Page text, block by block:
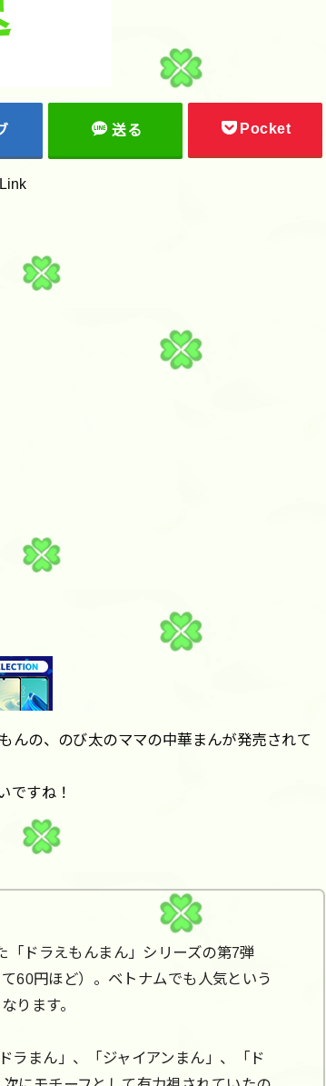
送る Pocket
んの、のび太のママの中華まんが発売されて
ですね！
「ドラえもんまん」シリーズの第7弾
60円ほど）。ベトナムでも人気という
ります。
ラまん」、「ジャイアンまん」、「ド